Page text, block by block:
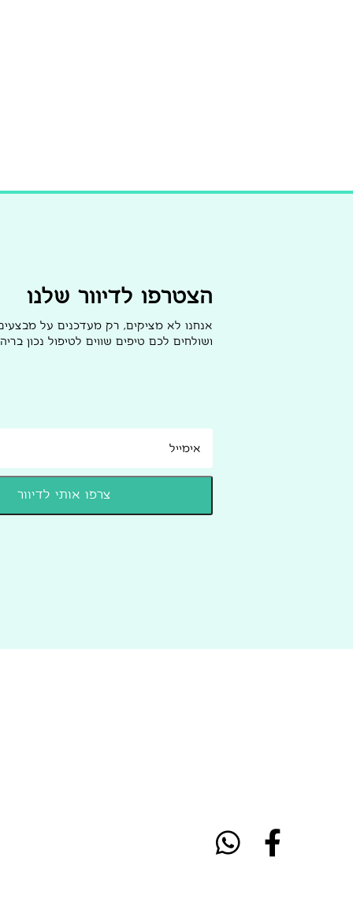
הצטרפו לדיוור שלנו
אנחנו לא מציקים, רק מעדכנים על
ושולחים לכם טיפים שווים לטיפול נכון